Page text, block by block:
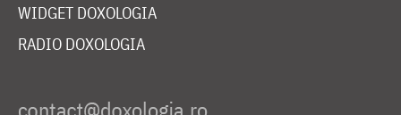
WIDGET DOXOLOGIA
RADIO DOXOLOGIA